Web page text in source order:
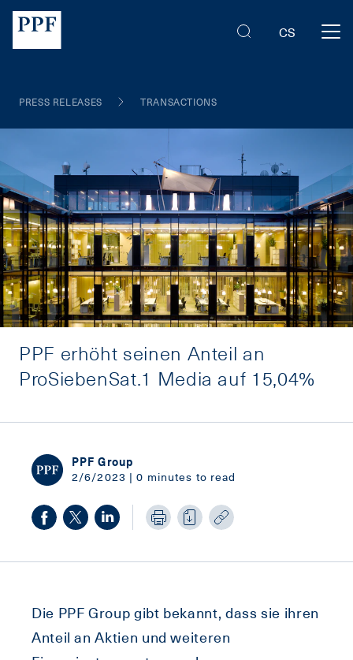
CS
PRESS RELEASES TRANSACTIONS
PPF erhöht seinen Anteil an
ProSiebenSat.1 Media auf 15,04%
PPF Group
2/6/2023 | 0 minutes to read
Die PPF Group gibt bekannt, dass sie ihren
Anteil an Aktien und weiteren